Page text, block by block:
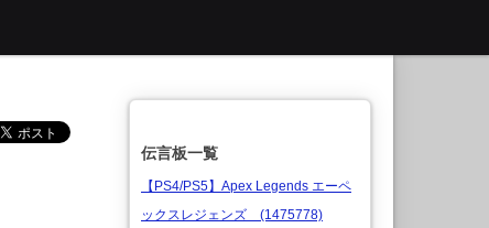
伝言板一覧
【PS4/PS5】Apex Legends エーペ
ックスレジェンズ (1475778)